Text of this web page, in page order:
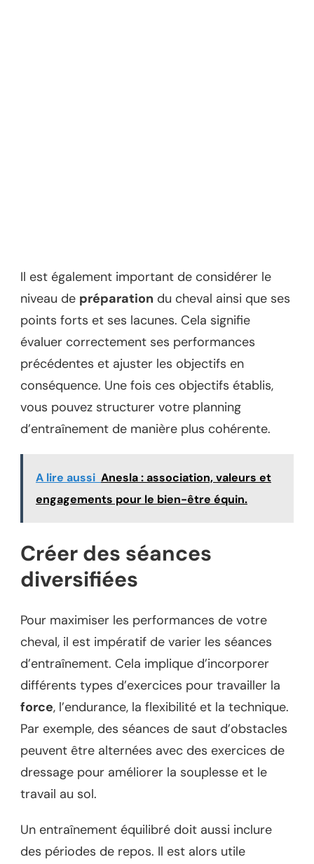
Il est également important de considérer le
niveau de préparation du cheval ainsi que ses
points forts et ses lacunes. Cela signifie
évaluer correctement ses performances
précédentes et ajuster les objectifs en
conséquence. Une fois ces objectifs établis,
vous pouvez structurer votre planning
d’entraînement de manière plus cohérente.
A lire aussi Anesla : association, valeurs et
engagements pour le bien-être équin.
Créer des séances
diversifiées
Pour maximiser les performances de votre
cheval, il est impératif de varier les séances
d’entraînement. Cela implique d’incorporer
différents types d’exercices pour travailler la
force, l’endurance, la flexibilité et la technique.
Par exemple, des séances de saut d’obstacles
peuvent être alternées avec des exercices de
dressage pour améliorer la souplesse et le
travail au sol.
Un entraînement équilibré doit aussi inclure
des périodes de repos. Il est alors utile